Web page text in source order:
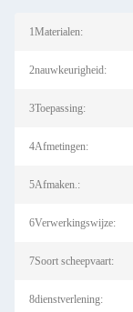
1Materialen:
2nauwkeurigheid:
3Toepassing:
4Afmetingen:
5Afmaken.:
6Verwerkingswijze:
7Soort scheepvaart:
8dienstverlening: